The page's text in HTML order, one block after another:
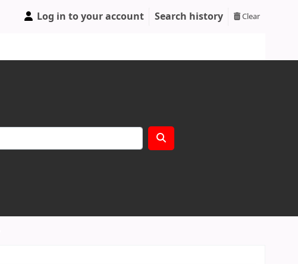
Log in to your account Search history Clear